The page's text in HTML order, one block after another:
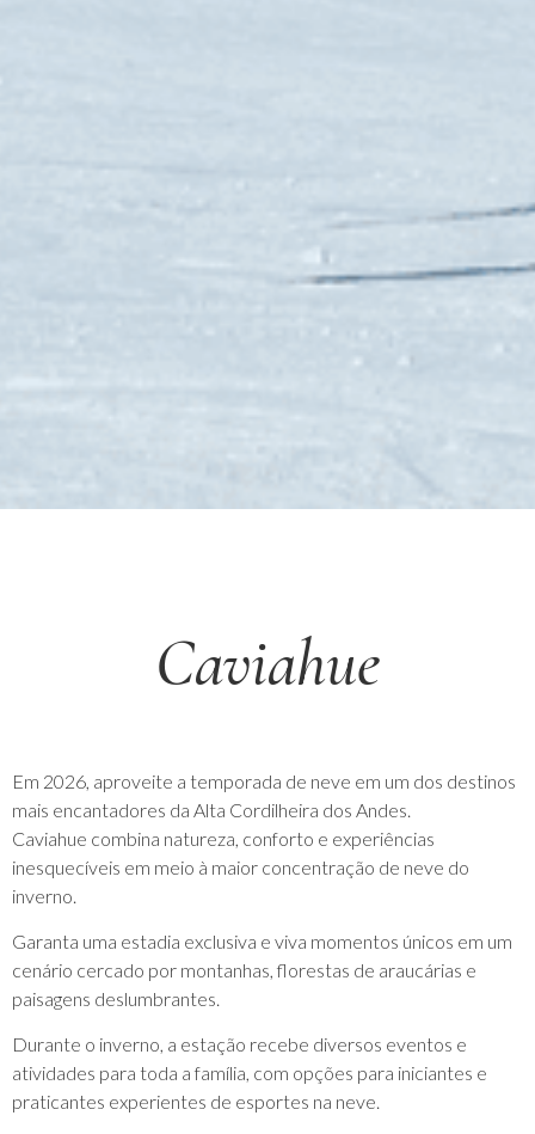
Caviahue
Em 2026, aproveite a temporada de neve em um dos destinos
mais encantadores da Alta Cordilheira dos Andes.
Caviahue combina natureza, conforto e experiências
inesquecíveis em meio à maior concentração de neve do
inverno.
Garanta uma estadia exclusiva e viva momentos únicos em um
cenário cercado por montanhas, florestas de araucárias e
paisagens deslumbrantes.
Durante o inverno, a estação recebe diversos eventos e
atividades para toda a família, com opções para iniciantes e
praticantes experientes de esportes na neve.